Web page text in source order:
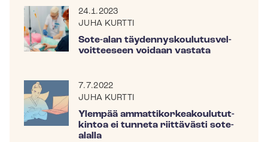
24.1.2023
JUHA KURTTI
Sote-alan täy­den­nys­kou­lu­tus­vel­
voit­tee­seen voidaan vastata
7.7.2022
JUHA KURTTI
Ylempää am­mat­ti­kor­kea­kou­lu­tut­
kin­toa ei tunneta riittävästi sote-
alalla